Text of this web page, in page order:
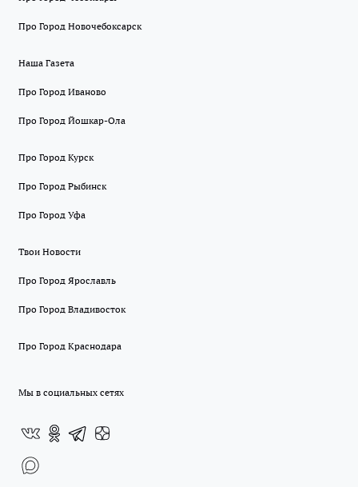
Про Город Новочебоксарск
Наша Газета
Про Город Иваново
Про Город Йошкар-Ола
Про Город Курск
Про Город Рыбинск
Про Город Уфа
Твои Новости
Про Город Ярославль
Про Город Владивосток
Про Город Краснодара
Мы в социальных сетях